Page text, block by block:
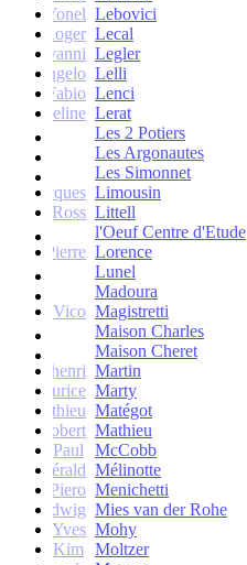
Yonel Lebovici
Roger Lecal
Giovanni Legler
Angelo Lelli
Fabio Lenci
Jacqueline Lerat
Les 2 Potiers
Les Argonautes
Les Simonnet
Jacques Limousin
Ross Littell
l'Oeuf Centre d'Etude
Jean-Pierre Lorence
Lunel
Madoura
Vico Magistretti
Maison Charles
Maison Cheret
henri Martin
Maurice Marty
Mathieu Matégot
Robert Mathieu
Paul
McCobb
Gérald Mélinotte
Piero Menichetti
Ludwig Mies van der Rohe
Yves Mohy
Kim
Moltzer